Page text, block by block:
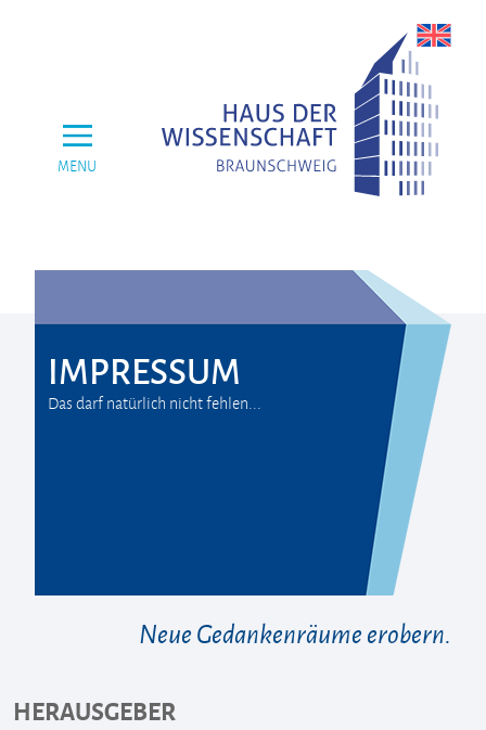
MENU
IMPRESSUM
Das darf natürlich nicht fehlen...
Neue Gedankenräume erobern.
HERAUSGEBER